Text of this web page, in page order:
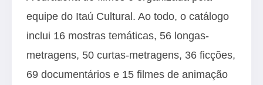
equipe do Itaú Cultural. Ao todo, o catálogo
inclui 16 mostras temáticas, 56 longas-
metragens, 50 curtas-metragens, 36 ficções,
69 documentários e 15 filmes de animação